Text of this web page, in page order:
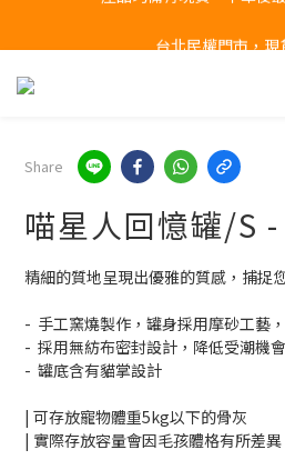
如需盡快到貨，請選
台北民權門市，現
Share
喵星人回憶罐/S -
精細的質地呈現出優雅的質感，捕捉
-  手工窯燒製作，罐身採用摩砂工藝
-  採用無紡布密封設計，降低受潮機會
-  罐底含有貓掌設計
| 可存放寵物體重5kg以下的骨灰
| 實際存放容量會因毛孩體格有所差